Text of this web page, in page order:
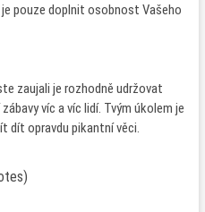
pouze doplnit osobnost Vašeho
zaujali je rozhodně udržovat
víc a víc lidí. Tvým úkolem je
dít opravdu pikantní věci.